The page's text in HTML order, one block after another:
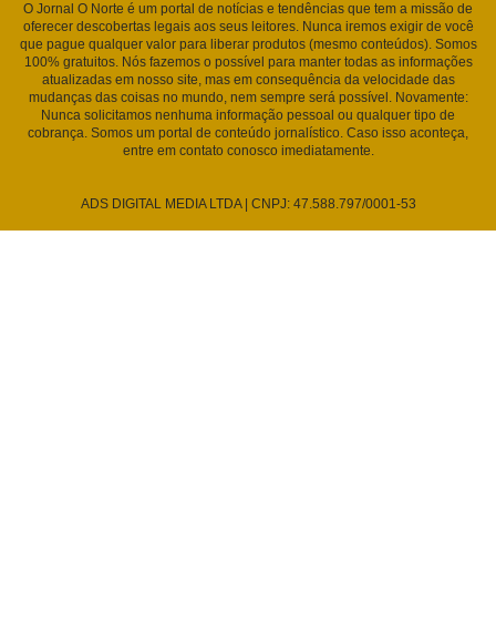
O Jornal O Norte é um portal de notícias e tendências que tem a missão de
oferecer descobertas legais aos seus leitores. Nunca iremos exigir de você
que pague qualquer valor para liberar produtos (mesmo conteúdos). Somos
100% gratuitos. Nós fazemos o possível para manter todas as informações
atualizadas em nosso site, mas em consequência da velocidade das
mudanças das coisas no mundo, nem sempre será possível. Novamente:
Nunca solicitamos nenhuma informação pessoal ou qualquer tipo de
cobrança. Somos um portal de conteúdo jornalístico. Caso isso aconteça,
entre em contato conosco imediatamente.
ADS DIGITAL MEDIA LTDA | CNPJ: 47.588.797/0001-53